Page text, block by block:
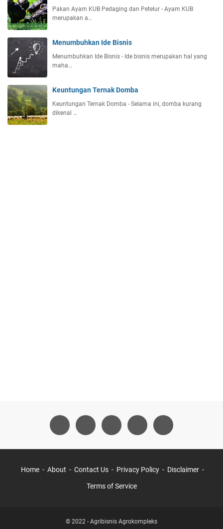
Pakan Ayam KUB Pedaging dan Petelur - Ayam KUB
merupakan a…
Menumbuhkan Ide Bisnis
Menumbuhkan Ide Bisnis - Ide bisnis merupakan hal yang
maha…
Keuntungan Ternak Domba
Keuntungan Ternak Domba - Selama ini, domba kurang
dikenal …
Home About Contact Us Privacy Policy Disclaimer
Terms of Service
© 2022 - Agribisnis Agrokompleks